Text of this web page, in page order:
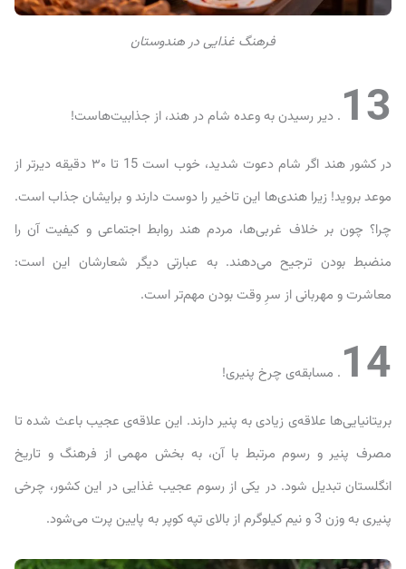
فرهنگ غذایی در هندوستان
13 . دیر رسیدن به وعده شام در هند، از جذابیت‌هاست!
در کشور هند اگر شام دعوت شدید، خوب است 15 تا ۳۰ دقیقه دیرتر از
موعد بروید! زیرا هندی‌ها این تاخیر را دوست دارند و برایشان جذاب است.
چرا؟ چون بر خلاف غربی‌ها، مردم هند روابط اجتماعی و کیفیت آن را
منضبط بودن ترجیح می‌دهند. به عبارتی دیگر شعارشان این است:
معاشرت و مهربانی از سرِ وقت بودن مهم‌تر است.
14 . مسابقه‌ی چرخ پنیری!
بریتانیایی‌ها علاقه‌ی زیادی به پنیر دارند. این علاقه‌ی عجیب باعث شده تا
مصرف پنیر و رسوم مرتبط با آن، به بخش مهمی از فرهنگ و تاریخ
انگلستان تبدیل شود. در یکی از رسوم عجیب غذایی در این کشور، چرخی
پنیری به وزن 3 و نیم کیلوگرم از بالای تپه کوپر به پایین پرت می‌شود.